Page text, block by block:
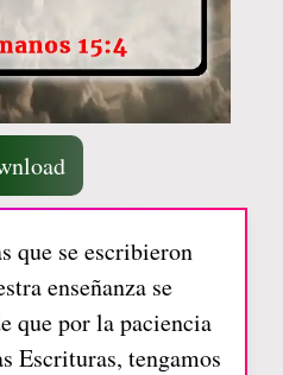
que se escribieron
enseñanza se
que por la paciencia
Escrituras, tengamos